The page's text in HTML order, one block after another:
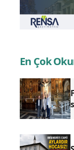
En Çok